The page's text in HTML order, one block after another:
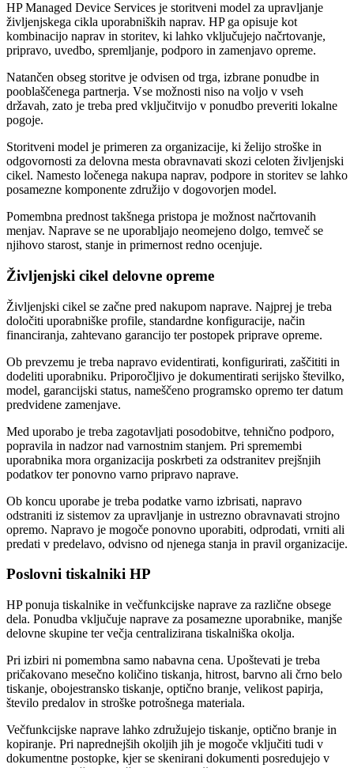
HP Managed Device Services je storitveni model za upravljanje
življenjskega cikla uporabniških naprav. HP ga opisuje kot
kombinacijo naprav in storitev, ki lahko vključujejo načrtovanje,
pripravo, uvedbo, spremljanje, podporo in zamenjavo opreme.
Natančen obseg storitve je odvisen od trga, izbrane ponudbe in
pooblaščenega partnerja. Vse možnosti niso na voljo v vseh
državah, zato je treba pred vključitvijo v ponudbo preveriti lokalne
pogoje.
Storitveni model je primeren za organizacije, ki želijo stroške in
odgovornosti za delovna mesta obravnavati skozi celoten življenjski
cikel. Namesto ločenega nakupa naprav, podpore in storitev se lahko
posamezne komponente združijo v dogovorjen model.
Pomembna prednost takšnega pristopa je možnost načrtovanih
menjav. Naprave se ne uporabljajo neomejeno dolgo, temveč se
njihovo starost, stanje in primernost redno ocenjuje.
Življenjski cikel delovne opreme
Življenjski cikel se začne pred nakupom naprave. Najprej je treba
določiti uporabniške profile, standardne konfiguracije, način
financiranja, zahtevano garancijo ter postopek priprave opreme.
Ob prevzemu je treba napravo evidentirati, konfigurirati, zaščititi in
dodeliti uporabniku. Priporočljivo je dokumentirati serijsko številko,
model, garancijski status, nameščeno programsko opremo ter datum
predvidene zamenjave.
Med uporabo je treba zagotavljati posodobitve, tehnično podporo,
popravila in nadzor nad varnostnim stanjem. Pri spremembi
uporabnika mora organizacija poskrbeti za odstranitev prejšnjih
podatkov ter ponovno varno pripravo naprave.
Ob koncu uporabe je treba podatke varno izbrisati, napravo
odstraniti iz sistemov za upravljanje in ustrezno obravnavati strojno
opremo. Napravo je mogoče ponovno uporabiti, odprodati, vrniti ali
predati v predelavo, odvisno od njenega stanja in pravil organizacije.
Poslovni tiskalniki HP
HP ponuja tiskalnike in večfunkcijske naprave za različne obsege
dela. Ponudba vključuje naprave za posamezne uporabnike, manjše
delovne skupine ter večja centralizirana tiskalniška okolja.
Pri izbiri ni pomembna samo nabavna cena. Upoštevati je treba
pričakovano mesečno količino tiskanja, hitrost, barvno ali črno belo
tiskanje, obojestransko tiskanje, optično branje, velikost papirja,
število predalov in stroške potrošnega materiala.
Večfunkcijske naprave lahko združujejo tiskanje, optično branje in
kopiranje. Pri naprednejših okoljih jih je mogoče vključiti tudi v
dokumentne postopke, kjer se skenirani dokumenti posredujejo v